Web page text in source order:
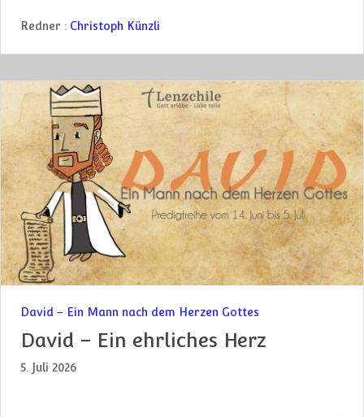
Redner : Christoph Künzli
David - Ein Mann nach dem Herzen Gottes
David – Ein ehrliches Herz
5. Juli 2026